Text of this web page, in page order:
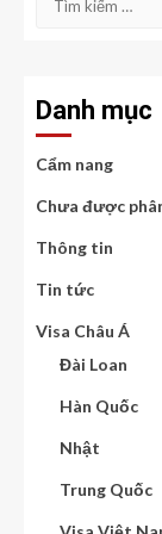
Danh mục
Cẩm nang
Chưa được
Thông tin
Tin tức
Visa Châu Á
Đài Loan
Hàn Quốc
Nhật
Trung Quốc